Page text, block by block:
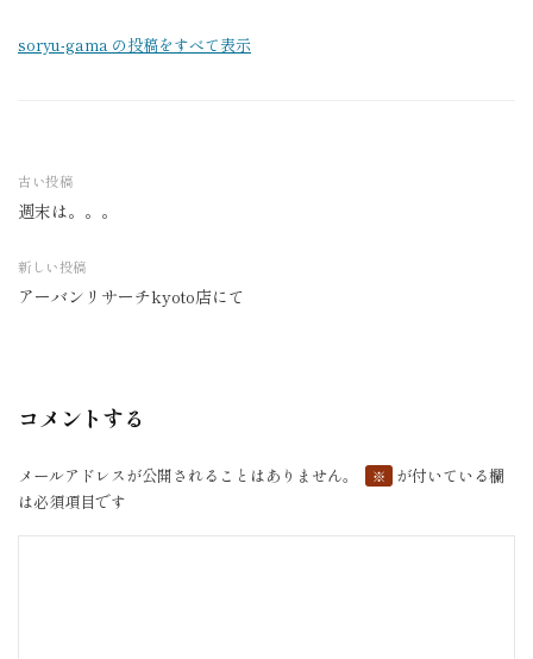
soryu-gama の投稿をすべて表示
投
ナ
ビ
ョ
古い投稿
週末は。。。
新しい投稿
アーバンリサーチkyoto店にて
コメントする
メールアドレスが公開されることはありません。 ※
が付いている欄
は必須項目です